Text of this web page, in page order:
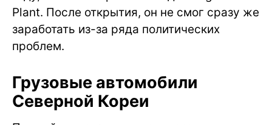
Plant. После открытия, он не смог сразу же
заработать из-за ряда политических
проблем.
Грузовые автомобили
Северной Кореи